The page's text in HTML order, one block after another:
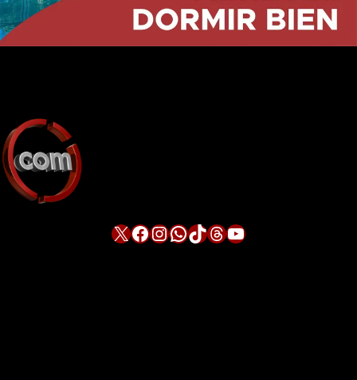
X Facebook InstagramWhatsApp TikTok Threads YouTube